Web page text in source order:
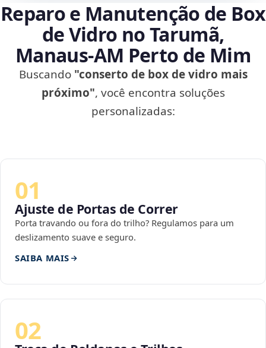
Reparo e Manutenção de Box
de Vidro no Tarumã,
Manaus‑AM Perto de Mim
Buscando "conserto de box de vidro mais
próximo", você encontra soluções
personalizadas:
01
Ajuste de Portas de Correr
Porta travando ou fora do trilho? Regulamos para um
deslizamento suave e seguro.
SAIBA MAIS
02